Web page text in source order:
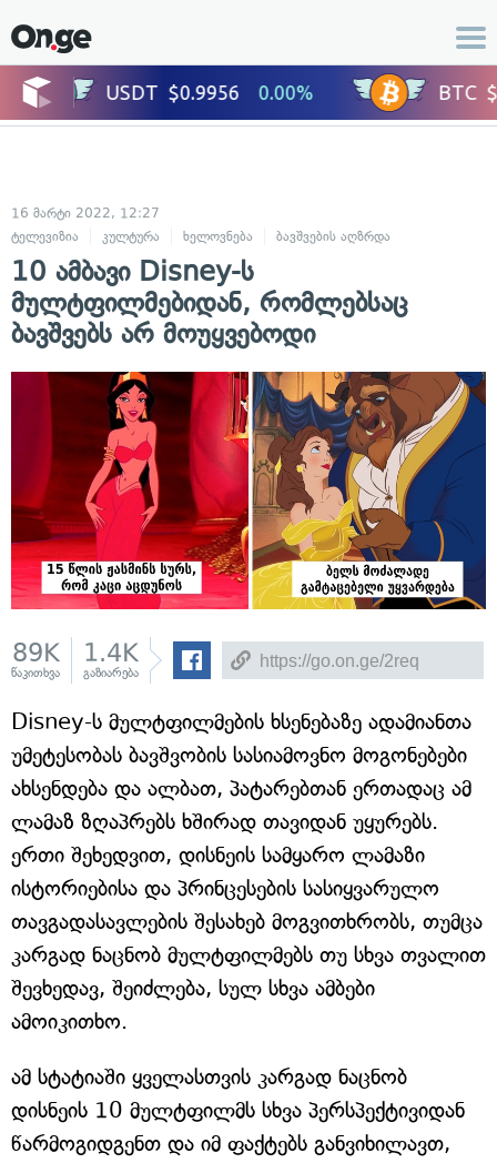
16 მარტი 2022, 12:27
ტელევიზია
კულტურა ხელოვნება ბავშვების აღზრდა
10 ამბავი Disney-ს
მულტფილმებიდან, რომლებსაც
ბავშვებს არ მოუყვებოდი
89K
წაკითხვა
1.4K
გაზიარება
Disney-ს მულტფილმების ხსენებაზე ადამიანთა
უმეტესობას ბავშვობის სასიამოვნო მოგონებები
ახსენდება და ალბათ, პატარებთან ერთადაც ამ
ლამაზ ზღაპრებს ხშირად თავიდან უყურებს.
ერთი შეხედვით, დისნეის სამყარო ლამაზი
ისტორიებისა და პრინცესების სასიყვარულო
თავგადასავლების შესახებ მოგვითხრობს, თუმცა
კარგად ნაცნობ მულტფილმებს თუ სხვა თვალით
შევხედავ, შეიძლება, სულ სხვა ამბები
ამოიკითხო.
ამ სტატიაში ყველასთვის კარგად ნაცნობ
დისნეის 10 მულტფილმს სხვა პერსპექტივიდან
წარმოგიდგენთ და იმ ფაქტებს განვიხილავთ,